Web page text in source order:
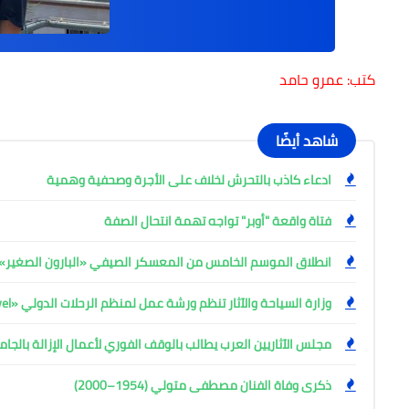
كتب: عمرو حامد
شاهد أيضًا
ادعاء كاذب بالتحرش لخلاف على الأجرة وصحفية وهمية
فتاة واقعة "أوبر" تواجه تهمة انتحال الصفة
انطلاق الموسم الخامس من المعسكر الصيفي «البارون الصغير»
وزارة السياحة والآثار تنظم ورشة عمل لمنظم الرحلات الدولي «Coral Travel»
مجلس الآثاريين العرب يطالب بالوقف الفوري لأعمال الإزالة
ذكرى وفاة الفنان مصطفى متولي (1954–2000)